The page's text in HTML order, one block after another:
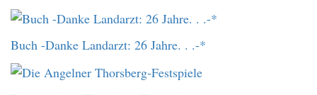
Buch -Danke Landarzt: 26 Jahre. . .-*